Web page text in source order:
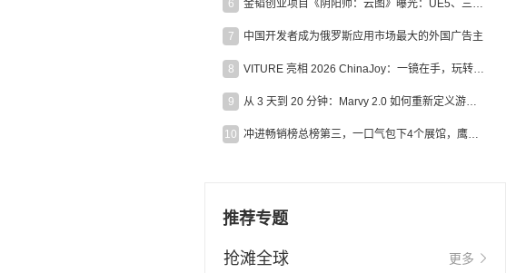
6 金韬创业项目《阴阳师：云图》曝光：UE5、三端互通、ARPG
7 中国开发者成为俄罗斯应用市场最大的外国广告主
8 VITURE 亮相 2026 ChinaJoy：一镜在手，玩转全场！
9 从 3 天到 20 分钟：Marvy 2.0 如何重新定义游戏出海营销效率？
10 冲进畅销榜总榜第三，一口气包下4个展馆，鹰角把嘉年华做爆了
推荐专题
抢滩全球 更多